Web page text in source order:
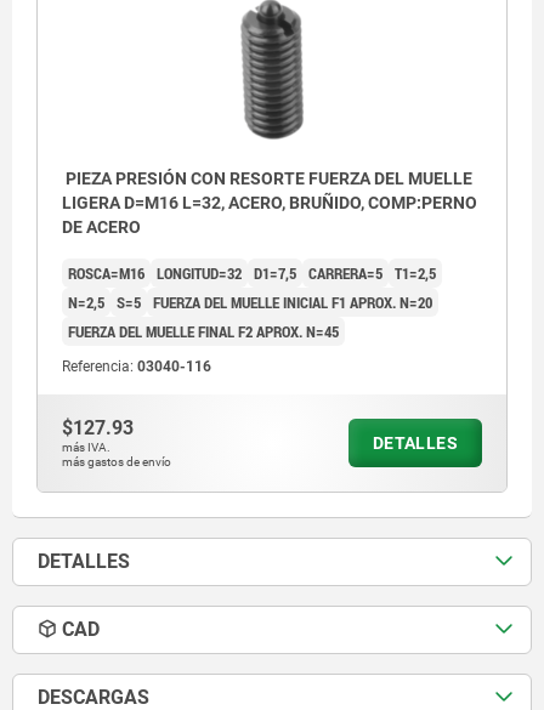
PIEZA PRESIÓN CON RESORTE FUERZA DEL MUELLE
LIGERA D=M16 L=32, ACERO, BRUÑIDO, COMP:PERNO
DE ACERO
ROSCA=M16 LONGITUD=32 D1=7,5 CARRERA=5 T1=2,5
N=2,5 S=5 FUERZA DEL MUELLE INICIAL F1 APROX. N=20
FUERZA DEL MUELLE FINAL F2 APROX. N=45
Referencia: 03040-116
$127.93
más IVA.
más gastos de envío
DETALLES
DETALLES
CAD
DESCARGAS